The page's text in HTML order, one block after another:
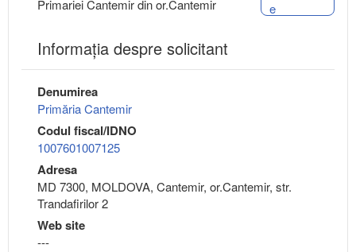
Primariei Cantemir din or.Cantemir e
Informaţia despre solicitant
Denumirea
Primăria Cantemir
Codul fiscal/IDNO
1007601007125
Adresa
MD 7300, MOLDOVA, Cantemir, or.Cantemir, str.
Trandafirilor 2
Web site
---